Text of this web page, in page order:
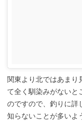
関東より北ではあまり
て全く馴染みがないと
のですので、釣りに詳
知らないことが多いよ